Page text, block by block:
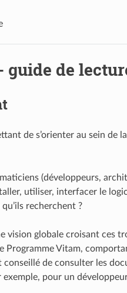
guide de
de s’orienter au sein de
(développeurs,
utiliser, interfacer le
recherchent ?
vision globale croisant ces
Programme Vitam,
de consulter les
pour un